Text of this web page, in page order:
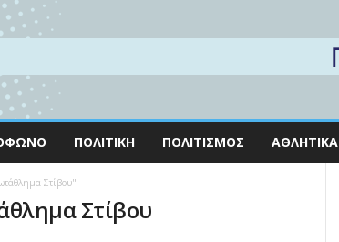
ΠΟΛΙΤΙΚΉ ΠΟΛΙΤΙΣΜΌΣ ΑΘΛΗΤΙΚΆ
Στίβου"
Στίβου